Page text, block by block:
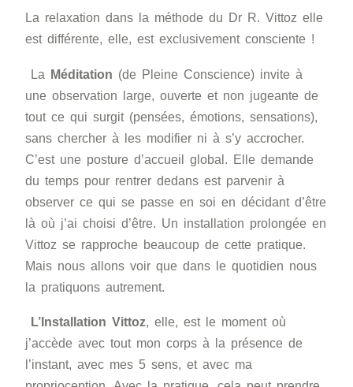
La relaxation dans la méthode du Dr R. Vittoz elle
est différente, elle, est exclusivement consciente !
La Méditation (de Pleine Conscience) invite à
une observation large, ouverte et non jugeante de
tout ce qui surgit (pensées, émotions, sensations),
sans chercher à les modifier ni à s’y accrocher.
C’est une posture d’accueil global. Elle demande
du temps pour rentrer dedans est parvenir à
observer ce qui se passe en soi en décidant d’être
là où j’ai choisi d’être. Un installation prolongée en
Vittoz se rapproche beaucoup de cette pratique.
Mais nous allons voir que dans le quotidien nous
la pratiquons autrement.
L’Installation Vittoz, elle, est le moment où
j’accède avec tout mon corps à la présence de
l’instant, avec mes 5 sens, et avec ma